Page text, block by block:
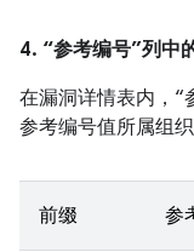
4. “参考编号”列中
在漏洞详情表内，“
参考编号值所属组织
前缀 参